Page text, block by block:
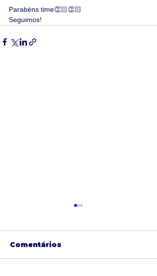
Parabéns time👏🏻👏🏻
Seguimos!
Comentários